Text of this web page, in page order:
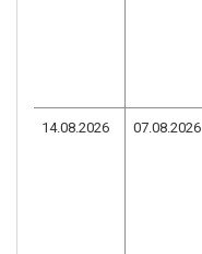
14.08.2026 07.08.2026